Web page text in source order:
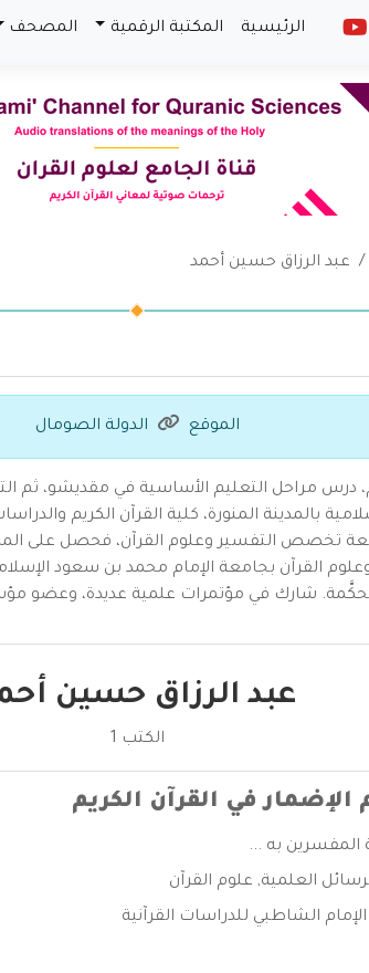
الرئيسية المكتبة الرقمية المصحف
عبد الرزاق حسين أحمد
الموقع الدولة الصومال
مواليد العاصمة الصومالية مقديشو عام 1968م، درس مراحل التعليم
القرآن بجامعة الإمام محمد بن سعود
شارك في مؤتمرات علمية عديدة، وعضو
عبد الرزاق حسين
الكتب 1
الإضمار في القرآن الكريم
المفسرين به ...
العلمية, علوم القرآن
الشاطبي للدراسات القرآنية